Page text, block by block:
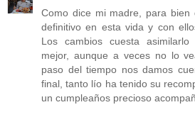
Como dice mi madre, para
definitivo en esta vida y con
Los cambios cuesta
mejor, aunque a veces no lo
paso del tiempo nos damos
final, tanto lío ha tenido su
un cumpleaños precioso